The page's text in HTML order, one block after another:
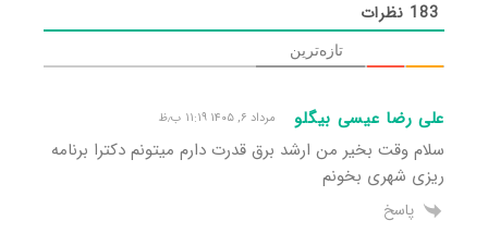
183 نظرات
تازه‌ترین
علی رضا عیسی بیگلو مرداد ۶, ۱۴۰۵ ۱۱:۱۹ ب٫ظ
سلام وقت بخیر من ارشد برق قدرت دارم میتونم دکترا برنامه
ریزی شهری بخونم
پاسخ